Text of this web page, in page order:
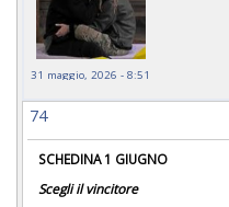
31 maggio, 2026 - 8:51
74
SCHEDINA 1 GIUGNO
Scegli il vincitore